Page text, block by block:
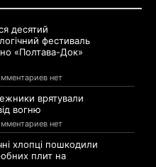
десятий
фестиваль
«Полтава-Док»
нет
врятували
вогню
нет
хлопці пошкодили
плит на